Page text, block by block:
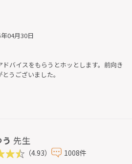
年04月30日
バイスをもらうとホッとします。前向き
うございました。
先生
（4.93） 1008件